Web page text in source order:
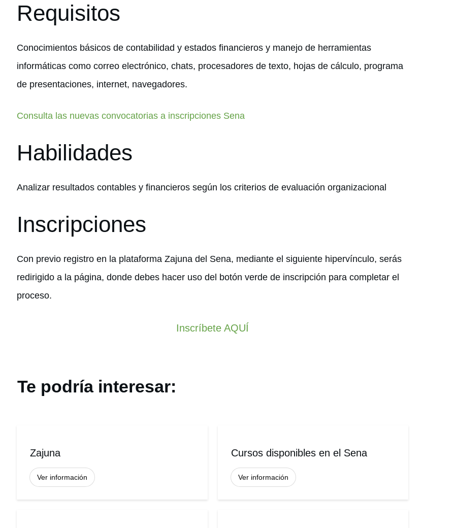
Requisitos
Conocimientos básicos de contabilidad y estados financieros y manejo de herramientas
informáticas como correo electrónico, chats, procesadores de texto, hojas de cálculo, programa
de presentaciones, internet, navegadores.
Consulta las nuevas convocatorias a inscripciones Sena
Habilidades
Analizar resultados contables y financieros según los criterios de evaluación organizacional
Inscripciones
Con previo registro en la plataforma Zajuna del Sena, mediante el siguiente hipervínculo, serás
redirigido a la página, donde debes hacer uso del botón verde de inscripción para completar el
proceso.
Inscríbete AQUÍ
Te podría interesar:
Zajuna
Ver información
Cursos disponibles en el Sena
Ver información